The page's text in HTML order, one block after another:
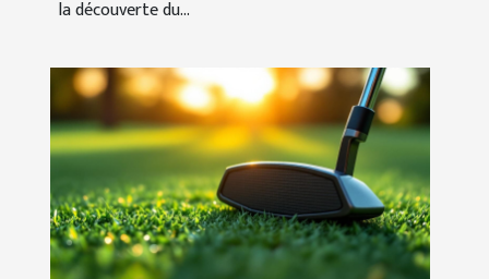
la découverte du...